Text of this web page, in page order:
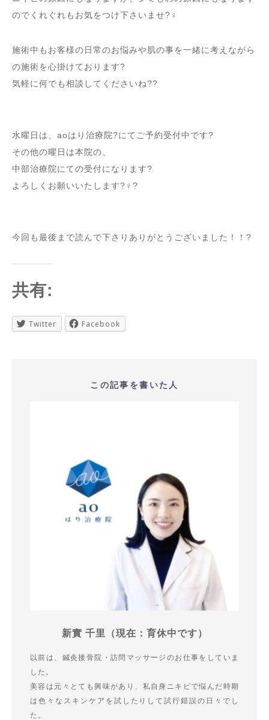
のでくれぐれもお気をつけ下さいませ?‍♀️
施術中もお客様の日常のお悩みや肌の事を一緒に考えながら
の施術を心掛けております?
気軽に何でも相談してくださいね??
水曜日は、aoはり治療院?にてご予約受付中です?
その他の曜日は本院の、
中部治療院にての受付になります?
よろしくお願いいたします?‍♀️?
今回も最後まで読んで下さりありがとうございました！！?
共有:
Twitter Facebook
この記事を書いた人
新實 千里（現在：育休中です）
以前は、鍼灸接骨院・訪問マッサージのお仕事をしていま
した。
美容は元々とても興味があり、私自身ニキビで悩んだ時期
は色々なスキンケアを試したりして試行錯誤の日々でし
た。